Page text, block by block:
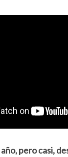
pero casi,